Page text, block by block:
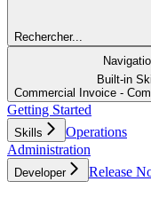
Rechercher...
Built-in
Commercial Invoice -
Getting Started
Skills
Operations
Administration
Developer Release